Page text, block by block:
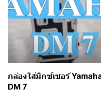
กล่องใส่มิกซ์เซอร์
DM 7